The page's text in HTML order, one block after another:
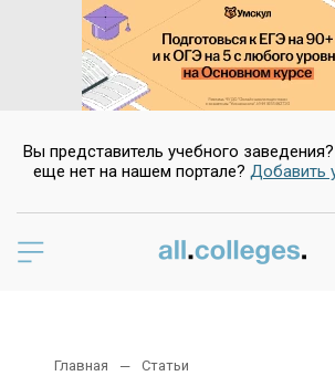
Вы представитель учебного
еще нет на нашем портале? Добавить
Главная Статьи